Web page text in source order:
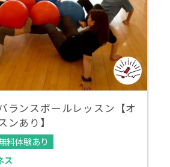
ランスボールレッスン【オ
ンあり】
料体験あり
ス